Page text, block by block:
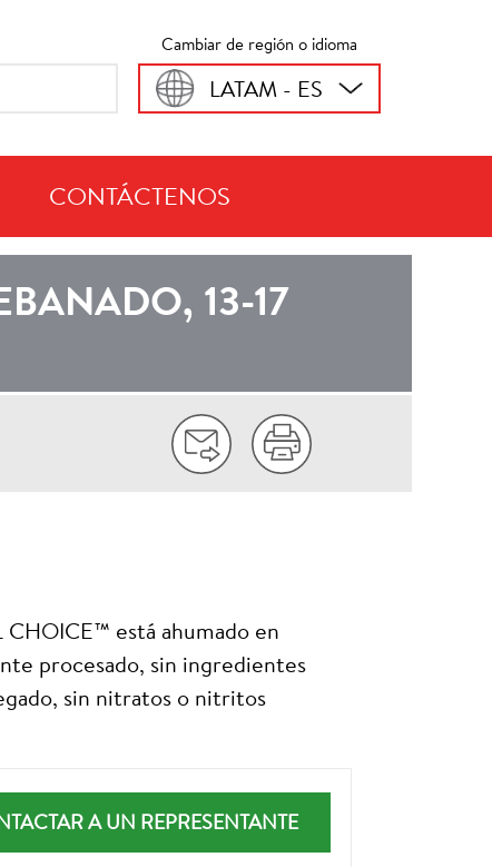
Cambiar de región o idioma
LATAM - ES
CONTÁCTENOS
13-17
está ahumado en
procesado, sin ingredientes
sin nitratos o nitritos
A UN REPRESENTANTE